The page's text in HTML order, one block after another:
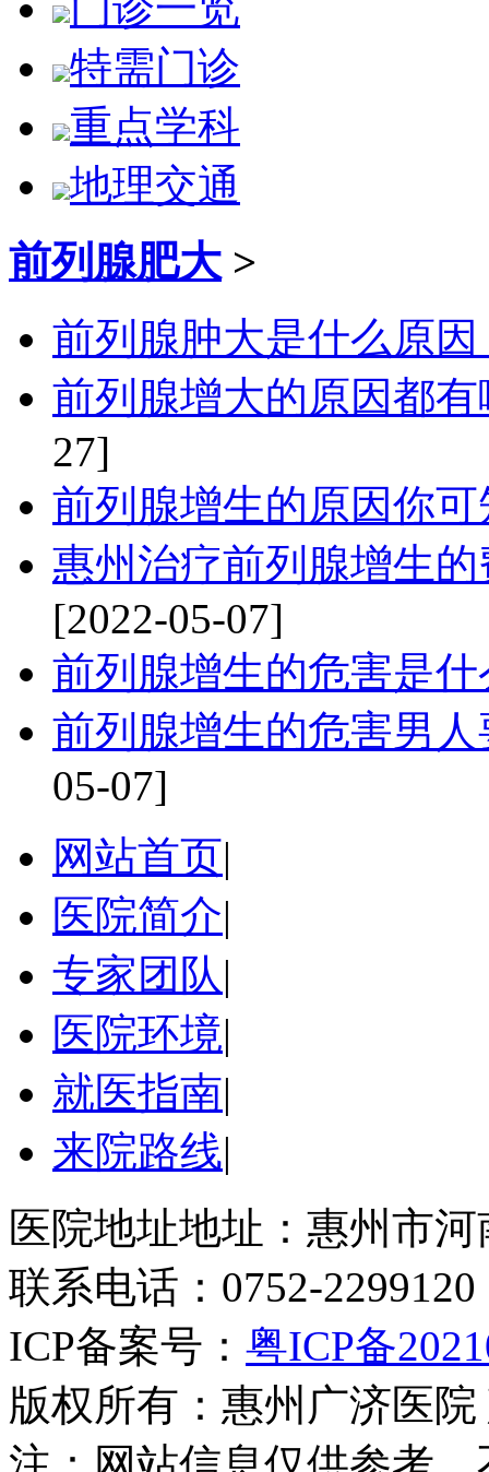
特需门诊
重点学科
地理交通
前列腺肥大 >
前列腺肿大是什么原因
前列腺增大的原因都有
27]
前列腺增生的原因你可
惠州治疗前列腺增生
[2022-05-07]
前列腺增生的危害是什
前列腺增生的危害男
05-07]
网站首页|
医院简介|
专家团队|
医院环境|
就医指南|
来院路线|
医院地址地址：惠州市
联系电话：0752-2299120
ICP备案号： 粤ICP备
版权所有：惠州广济医